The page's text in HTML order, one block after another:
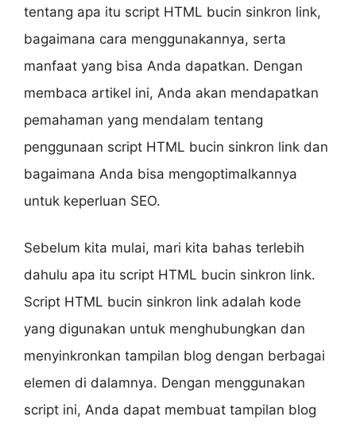
tentang apa itu script HTML bucin sinkron link,
bagaimana cara menggunakannya, serta
manfaat yang bisa Anda dapatkan. Dengan
membaca artikel ini, Anda akan mendapatkan
pemahaman yang mendalam tentang
penggunaan script HTML bucin sinkron link dan
bagaimana Anda bisa mengoptimalkannya
untuk keperluan SEO.
Sebelum kita mulai, mari kita bahas terlebih
dahulu apa itu script HTML bucin sinkron link.
Script HTML bucin sinkron link adalah kode
yang digunakan untuk menghubungkan dan
menyinkronkan tampilan blog dengan berbagai
elemen di dalamnya. Dengan menggunakan
script ini, Anda dapat membuat tampilan blog